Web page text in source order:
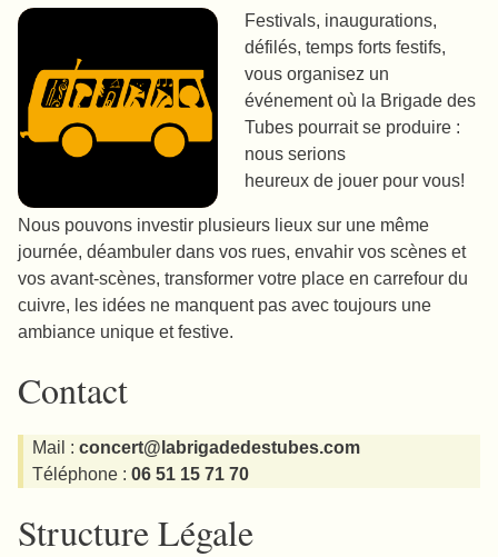
Festivals, inaugurations,
défilés, temps forts festifs,
vous organisez un
événement où la Brigade des
Tubes pourrait se produire :
nous serions
heureux de jouer pour vous!
Nous pouvons investir plusieurs lieux sur une même
journée, déambuler dans vos rues, envahir vos scènes et
vos avant-scènes, transformer votre place en carrefour du
cuivre, les idées ne manquent pas avec toujours une
ambiance unique et festive.
Contact
Mail : concert@labrigadedestubes.com
Téléphone : 06 51 15 71 70
Structure Légale